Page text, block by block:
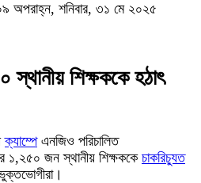
অপরাহ্ন, শনিবার, ৩১ মে ২০২৫
স্থানীয় শিক্ষককে হঠাৎ
ক্যাম্পেএনজিও পরিচালিত
১,২৫০ জন স্থানীয় শিক্ষককে চাকরিচ্যুত